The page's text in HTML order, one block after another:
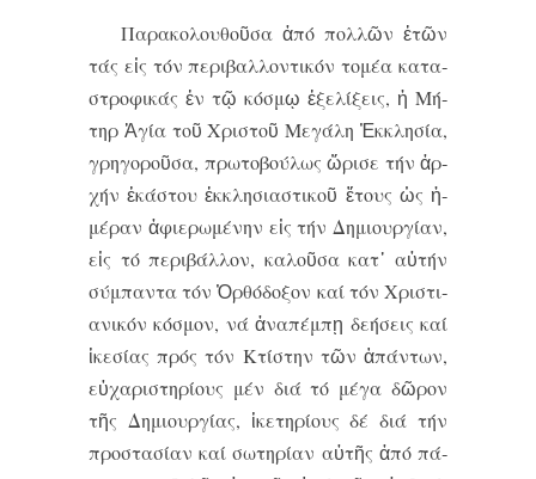
Πα­ρα­κο­λου­θοῦ­σα ἀ­πό πολ­λῶν ἐ­τῶν
τάς εἰς τόν πε­ρι­βαλ­λον­τι­κόν το­μέ­α κα­τα­
στρο­φι­κάς ἐν τῷ κό­σμῳ ἐ­ξε­λί­ξεις, ἡ Μή­
τηρ Ἁ­γί­α τοῦ Χρι­στοῦ Με­γά­λη Ἐκ­κλη­σί­α,
γρη­γο­ροῦ­σα, πρω­το­βού­λως ὥ­ρι­σε τήν ἀρ­
χήν ἑ­κά­στου ἐκ­κλη­σι­α­στι­κοῦ ἔ­τους ὡς ἡ­
μέ­ραν ἀ­φι­ε­ρω­μέ­νην εἰς τήν Δη­μι­ουρ­γί­αν,
εἰς τό πε­ρι­βάλ­λον, κα­λοῦ­σα κατ᾽ αὐ­τήν
σύμ­παν­τα τόν Ὀρ­θό­δο­ξον καί τόν Χρι­στι­
α­νι­κόν κό­σμον, νά ἀ­να­πέμ­πῃ δε­ή­σεις καί
ἱ­κε­σί­ας πρός τόν Κτί­στην τῶν ἁ­πάν­των,
εὐ­χα­ρι­στη­ρί­ους μέν δι­ά τό μέ­γα δῶ­ρον
τῆς Δη­μι­ουρ­γί­ας, ἱ­κε­τη­ρί­ους δέ δι­ά τήν
προ­στα­σί­αν καί σω­τη­ρί­αν αὐ­τῆς ἀ­πό πά­